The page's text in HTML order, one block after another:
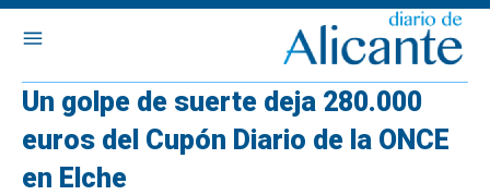
Un golpe de suerte deja 280.000
euros del Cupón Diario de la ONCE
en Elche